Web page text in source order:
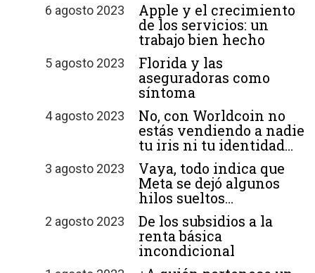
6 agosto 2023
Apple y el crecimiento
de los servicios: un
trabajo bien hecho
5 agosto 2023
Florida y las
aseguradoras como
síntoma
4 agosto 2023
No, con Worldcoin no
estás vendiendo a nadie
tu iris ni tu identidad…
3 agosto 2023
Vaya, todo indica que
Meta se dejó algunos
hilos sueltos…
2 agosto 2023
De los subsidios a la
renta básica
incondicional